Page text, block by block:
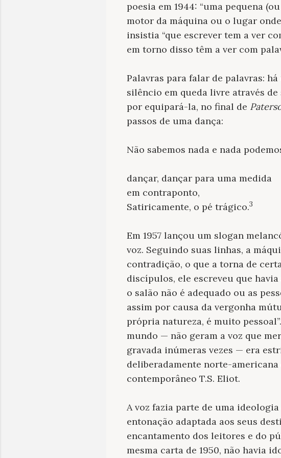
poesia em 1944: “uma pequena
motor da máquina ou o lugar
insistia “que escrever tem a ver
em torno disso têm a ver com
Palavras para falar de palavras:
silêncio em queda livre através de
por equipará-la, no final de
passos de uma dança:
Não sabemos nada e nada
dançar, dançar para uma medida
em contraponto,
Satiricamente, o pé trágico.3
Em 1957 lançou um slogan
voz. Seguindo suas linhas, a
contradição, o que a torna de
discípulos, ele escreveu que
o salão não é adequado ou as
assim por causa da vergonha
própria natureza, é muito
mundo — não geram a voz que
gravada inúmeras vezes — era
deliberadamente norte-
contemporâneo T.S. Eliot.
A voz fazia parte de uma
entonação adaptada aos seus
encantamento dos leitores e do
mesma carta de 1950, não havia